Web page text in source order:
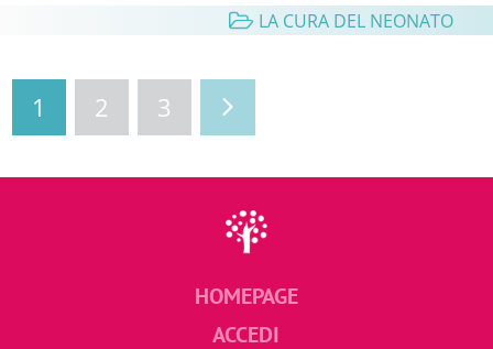
LA CURA DEL NEONATO
1 2 3
HOMEPAGE
ACCEDI